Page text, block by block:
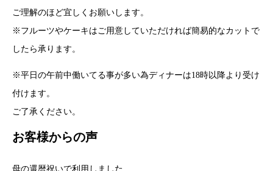
ご理解のほど宜しくお願いします。
※フルーツやケーキはご用意していただければ簡易的なカットで
したら承ります。
※平日の午前中働いてる事が多い為ディナーは18時以降より受け
付けます。
ご了承ください。
お客様からの声
母の還暦祝いで利用しました